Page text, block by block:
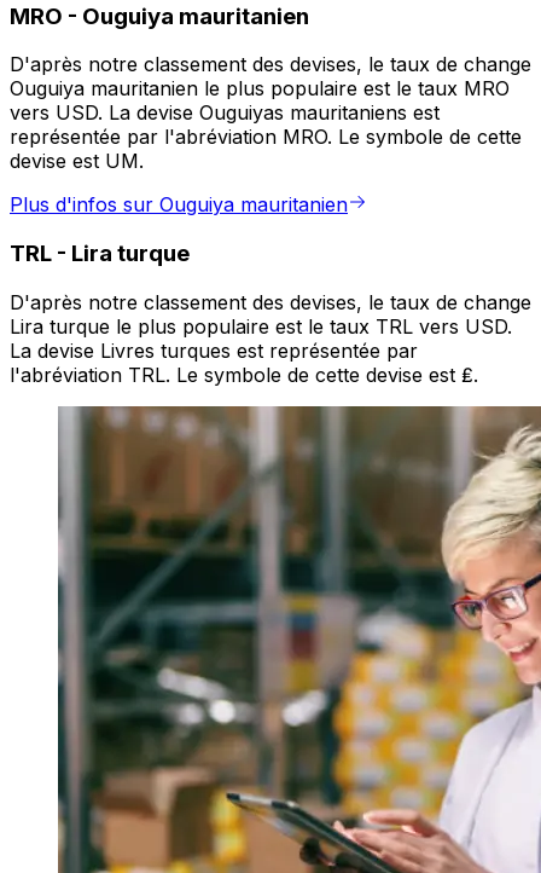
MRO - Ouguiya mauritanien
D'après notre classement des devises, le taux de change
Ouguiya mauritanien le plus populaire est le taux MRO
vers USD. La devise Ouguiyas mauritaniens est
représentée par l'abréviation MRO. Le symbole de cette
devise est UM.
Plus d'infos sur Ouguiya mauritanien
TRL - Lira turque
D'après notre classement des devises, le taux de change
Lira turque le plus populaire est le taux TRL vers USD.
La devise Livres turques est représentée par
l'abréviation TRL. Le symbole de cette devise est ₤.